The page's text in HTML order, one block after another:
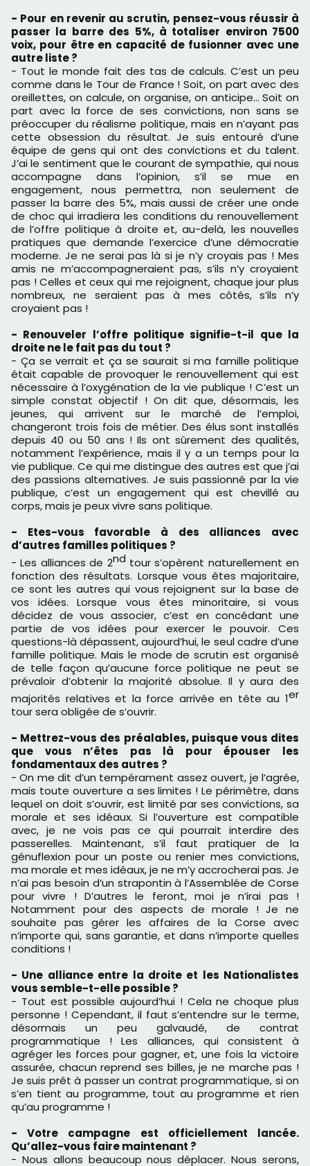
- Pour en revenir au scrutin, pensez-vous réussir à
passer la barre des 5%, à totaliser environ 7500
voix, pour être en capacité de fusionner avec une
autre liste ?
- Tout le monde fait des tas de calculs. C’est un peu
comme dans le Tour de France ! Soit, on part avec des
oreillettes, on calcule, on organise, on anticipe… Soit on
part avec la force de ses convictions, non sans se
préoccuper du réalisme politique, mais en n’ayant pas
cette obsession du résultat. Je suis entouré d’une
équipe de gens qui ont des convictions et du talent.
J’ai le sentiment que le courant de sympathie, qui nous
accompagne dans l’opinion, s’il se mue en
engagement, nous permettra, non seulement de
passer la barre des 5%, mais aussi de créer une onde
de choc qui irradiera les conditions du renouvellement
de l’offre politique à droite et, au-delà, les nouvelles
pratiques que demande l’exercice d’une démocratie
moderne. Je ne serai pas là si je n’y croyais pas ! Mes
amis ne m’accompagneraient pas, s’ils n’y croyaient
pas ! Celles et ceux qui me rejoignent, chaque jour plus
nombreux, ne seraient pas à mes côtés, s’ils n’y
croyaient pas !
- Renouveler l’offre politique signifie-t-il que la
droite ne le fait pas du tout ?
- Ça se verrait et ça se saurait si ma famille politique
était capable de provoquer le renouvellement qui est
nécessaire à l’oxygénation de la vie publique ! C’est un
simple constat objectif ! On dit que, désormais, les
jeunes, qui arrivent sur le marché de l’emploi,
changeront trois fois de métier. Des élus sont installés
depuis 40 ou 50 ans ! Ils ont sûrement des qualités,
notamment l’expérience, mais il y a un temps pour la
vie publique. Ce qui me distingue des autres est que j’ai
des passions alternatives. Je suis passionné par la vie
publique, c’est un engagement qui est chevillé au
corps, mais je peux vivre sans politique.
- Etes-vous favorable à des alliances avec
d’autres familles politiques ?
- Les alliances de 2nd tour s’opèrent naturellement en
fonction des résultats. Lorsque vous êtes majoritaire,
ce sont les autres qui vous rejoignent sur la base de
vos idées. Lorsque vous êtes minoritaire, si vous
décidez de vous associer, c’est en concédant une
partie de vos idées pour exercer le pouvoir. Ces
questions-là dépassent, aujourd’hui, le seul cadre d’une
famille politique. Mais le mode de scrutin est organisé
de telle façon qu’aucune force politique ne peut se
prévaloir d’obtenir la majorité absolue. Il y aura des
majorités relatives et la force arrivée en tête au 1er
tour sera obligée de s’ouvrir.
- Mettrez-vous des préalables, puisque vous dites
que vous n’êtes pas là pour épouser les
fondamentaux des autres ?
- On me dit d’un tempérament assez ouvert, je l’agrée,
mais toute ouverture a ses limites ! Le périmètre, dans
lequel on doit s’ouvrir, est limité par ses convictions, sa
morale et ses idéaux. Si l’ouverture est compatible
avec, je ne vois pas ce qui pourrait interdire des
passerelles. Maintenant, s’il faut pratiquer de la
génuflexion pour un poste ou renier mes convictions,
ma morale et mes idéaux, je ne m’y accrocherai pas. Je
n’ai pas besoin d’un strapontin à l’Assemblée de Corse
pour vivre ! D’autres le feront, moi je n’irai pas !
Notamment pour des aspects de morale ! Je ne
souhaite pas gérer les affaires de la Corse avec
n’importe qui, sans garantie, et dans n’importe quelles
conditions !
- Une alliance entre la droite et les Nationalistes
vous semble-t-elle possible ?
- Tout est possible aujourd’hui ! Cela ne choque plus
personne ! Cependant, il faut s’entendre sur le terme,
désormais un peu galvaudé, de contrat
programmatique ! Les alliances, qui consistent à
agréger les forces pour gagner, et, une fois la victoire
assurée, chacun reprend ses billes, je ne marche pas !
Je suis prêt à passer un contrat programmatique, si on
s’en tient au programme, tout au programme et rien
qu’au programme !
- Votre campagne est officiellement lancée.
Qu’allez-vous faire maintenant ?
- Nous allons beaucoup nous déplacer. Nous serons,